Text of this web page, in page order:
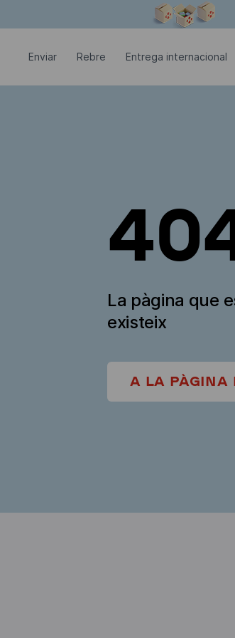
Enviar Rebre Entrega internacional
La pàgina que
existeix
A LA PÀGINA
La finestra modal està oberta